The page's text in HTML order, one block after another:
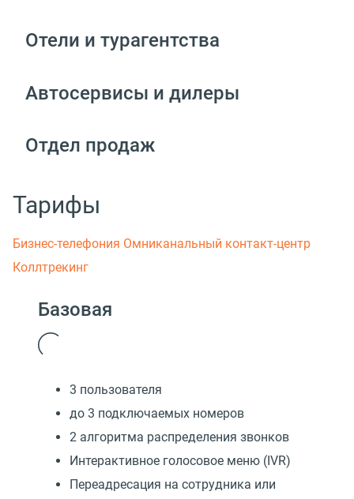
Отели и турагентства
Автосервисы и дилеры
Отдел продаж
Тарифы
Бизнес-телефония Омниканальный контакт-центр
Коллтрекинг
Базовая
3 пользователя
до 3 подключаемых номеров
2 алгоритма распределения звонков
Интерактивное голосовое меню (IVR)
Переадресация на сотрудника или